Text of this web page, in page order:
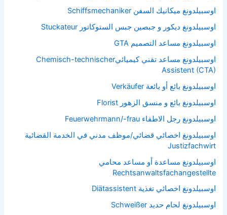
اوسبيلدونغ ميكانيك السفن Schiffsmechaniker
اوسبيلدونغ ديكور و جبصين جبس الستوكاتور Stuckateur
اوسبيلدونغ مساعد التصميم GTA
اوسبيلدونغ مساعد تقني كيميائيChemisch-technischer
Assistent (CTA)
اوسبيلدونغ بائع أو بائعة Verkäufer
اوسبيلدونغ بائع و منسق الزهور Florist
اوسبيلدونغ رجل الاطفاء Feuerwehrmann/-frau
اوسبيلدونغ اخصائي قضائي/موظف مدني في الخدمة القضائية
Justizfachwirt
اوسبيلدونغ مساعدة أو مساعد محامي
Rechtsanwaltsfachangestellte
اوسبيلدونغ اخصائي تغذية Diätassistent
اوسبيلدونغ لحام حديد Schweißer